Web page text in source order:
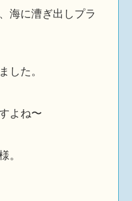
海に漕ぎ出しプラ
した。
よね〜
。